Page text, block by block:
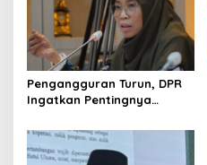
t
i
o
n
Pengangguran Turun, DPR
Ingatkan Pentingnya
yang Layak